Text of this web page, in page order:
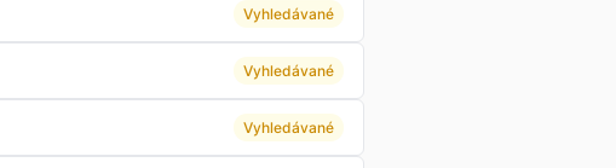
Vyhledávané
Vyhledávané
Vyhledávané